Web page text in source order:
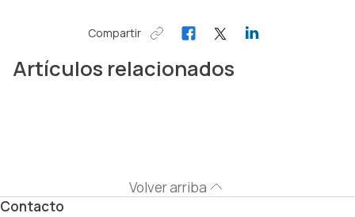
Compartir
Artículos relacionados
Volver arriba
Contacto